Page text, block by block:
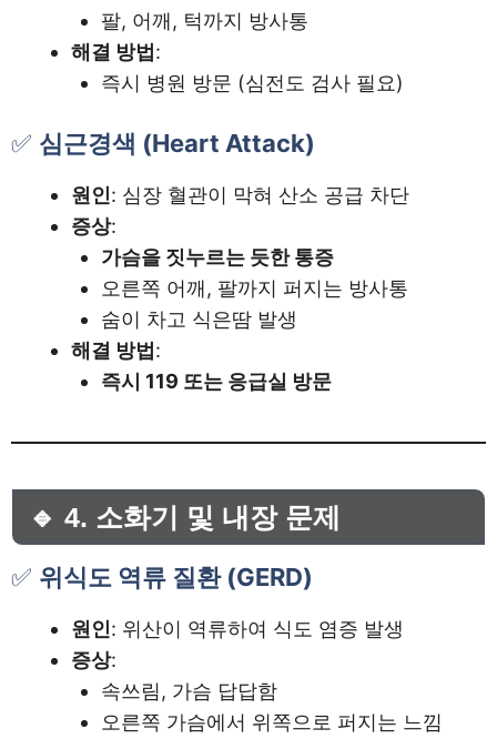
팔, 어깨, 턱까지 방사통
해결 방법:
즉시 병원 방문 (심전도 검사 필요)
✅ 심근경색 (Heart Attack)
원인: 심장 혈관이 막혀 산소 공급 차단
증상:
가슴을 짓누르는 듯한 통증
오른쪽 어깨, 팔까지 퍼지는 방사통
숨이 차고 식은땀 발생
해결 방법:
즉시 119 또는 응급실 방문
🔹 4. 소화기 및 내장 문제
✅ 위식도 역류 질환 (GERD)
원인: 위산이 역류하여 식도 염증 발생
증상:
속쓰림, 가슴 답답함
오른쪽 가슴에서 위쪽으로 퍼지는 느낌